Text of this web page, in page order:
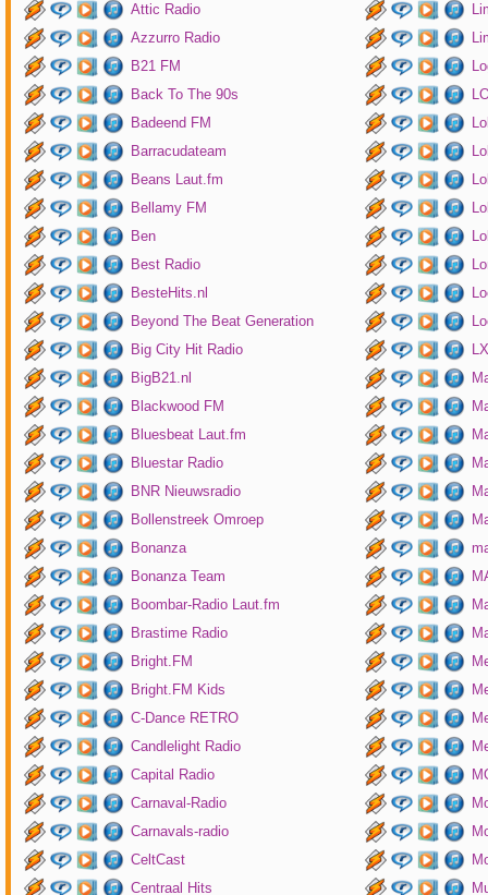
Attic Radio
Azzurro Radio
B21 FM
Back To The 90s
Badeend FM
Barracudateam
Beans Laut.fm
Bellamy FM
Ben
Best Radio
BesteHits.nl
Beyond The Beat Generation
Big City Hit Radio
BigB21.nl
Blackwood FM
Bluesbeat Laut.fm
Bluestar Radio
BNR Nieuwsradio
Bollenstreek Omroep
Bonanza
Bonanza Team
Boombar-Radio Laut.fm
Brastime Radio
Bright.FM
Bright.FM Kids
C-Dance RETRO
Candlelight Radio
Capital Radio
Carnaval-Radio
Carnavals-radio
CeltCast
Centraal Hits